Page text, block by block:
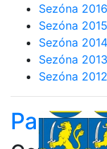
Sezóna
Sezóna
Sezóna
Sezóna
Sezóna
Partneri